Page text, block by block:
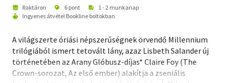
Raktáron 6 pont
1 - 2 munkanap
Ingyenes átvétel Bookline boltokban
A világszerte óriási népszerűségnek örvendő Millennium
trilógiából ismert tetovált lány, azaz Lisbeth Salander új
történetében az Arany Glóbusz-díjas* Claire Foy (The
Crown-sorozat, Az első ember) alakítja a zseniális